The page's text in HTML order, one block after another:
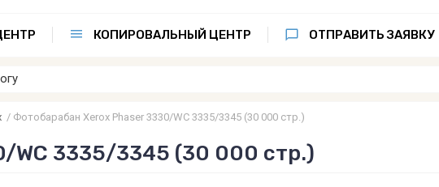
КОПИРОВАЛЬНЫЙ ЦЕНТР ОТПРАВИТЬ ЗАЯВКУ
/ Фотобарабан Xerox Phaser 3330/WC 3335/3345 (30 000 стр.)
WC 3335/3345 (30 000 стр.)